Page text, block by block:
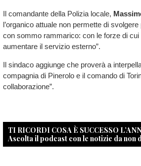
Il comandante della Polizia locale,
l’organico attuale non permette di
con sommo rammarico: con le forze di
aumentare il servizio esterno”.
Il sindaco aggiunge che proverà a
compagnia di Pinerolo e il comando di
collaborazione”.
TI RICORDI COSA È SUCCESSO
Ascolta il podcast con le notizie da non